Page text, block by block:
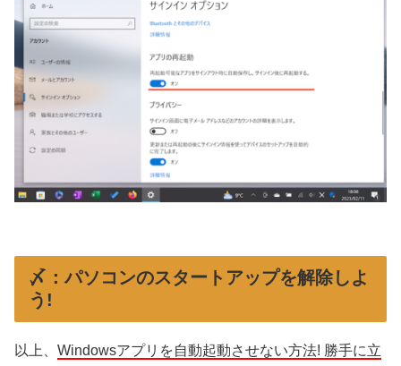
〆：パソコンのスタートアップを解除しよ
う!
以上、 Windowsアプリを自動起動させない方法! 勝手に立